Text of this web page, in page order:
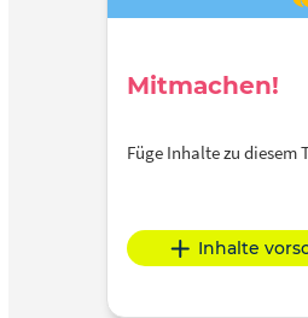
Mitmachen!
Füge Inhalte zu
Inhalte